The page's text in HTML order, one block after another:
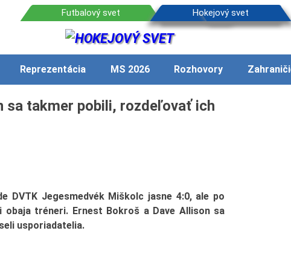
Reprezentácia MS 2026 Rozhovory
sa takmer pobili, rozdeľovať ich
DVTK Jegesmedvék Miškolc jasne 4:0, ale po
tréneri. Ernest Bokroš a Dave Allison sa
usporiadatelia.